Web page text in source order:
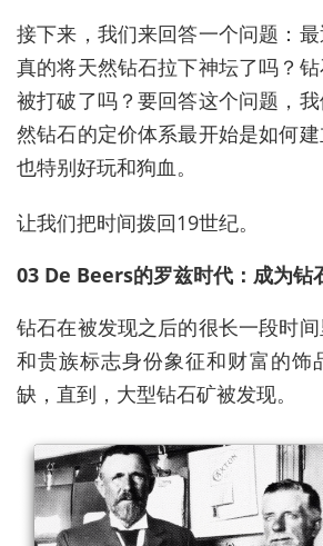
接下来，我们来回答一个问题：
真的将天然钻石拉下神坛了吗？
被打破了吗？要回答这个问题，
然钻石的定价体系最开始是如何
也特别好玩和狗血。
让我们把时间拨回19世纪。
03 De Beers的罗兹时代：成为钻
钻石在被发现之后的很长一段时
和贵族标志身份象征和财富的饰
缺，直到，大型钻石矿被发现。